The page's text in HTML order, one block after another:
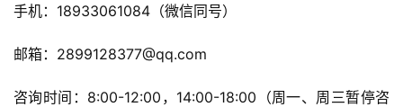
手机：18933061084（微信同号）
邮箱：2899128377@qq.com
咨询时间：8:00-12:00，14:00-18:00（周一、周三暂停咨